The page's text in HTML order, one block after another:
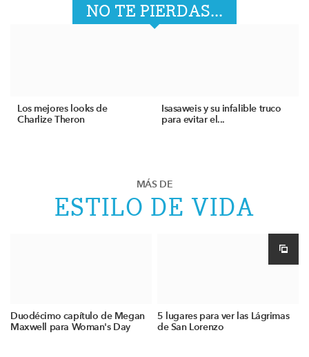
NO TE PIERDAS...
Los mejores looks de
Charlize Theron
Isasaweis y su infalible truco
para evitar el...
MÁS DE
ESTILO DE VIDA
Duodécimo capítulo de Megan
Maxwell para Woman's Day
5 lugares para ver las Lágrimas
de San Lorenzo